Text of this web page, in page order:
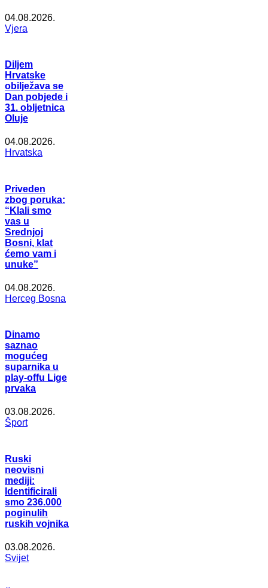
04.08.2026.
Vjera
Diljem
Hrvatske
obilježava se
Dan pobjede i
31. obljetnica
Oluje
04.08.2026.
Hrvatska
Priveden
zbog poruka:
“Klali smo
vas u
Srednjoj
Bosni, klat
ćemo vam i
unuke”
04.08.2026.
Herceg Bosna
Dinamo
saznao
mogućeg
suparnika u
play-offu Lige
prvaka
03.08.2026.
Šport
Ruski
neovisni
mediji:
Identificirali
smo 236.000
poginulih
ruskih vojnika
03.08.2026.
Svijet